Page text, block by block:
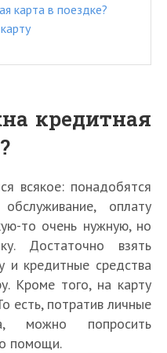
карта в поездке?
кредитная
всякое: понадобятся
оплату
то очень нужную, но
Достаточно взять
и кредитные средства
Кроме того, на карту
есть, потратив личные
можно попросить
помощи.